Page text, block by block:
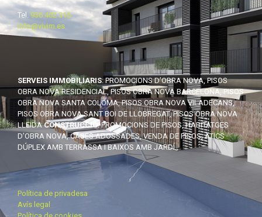
Tel. 936 402 316
info@vivim.es
SERVEIS IMMOBILIARIS: PROMOCIONS D’OBRA NOVA, PISOS
OBRA NOVA RESIDENCIAL, PISOS OBRA NOVA BARCELONA, PISOS
OBRA NOVA SANTA COLOMA, PISOS OBRA NOVA VILADECANS,
PISOS OBRA NOVA SANT BOI DE LLOBREGAT, PISOS OBRA NOVA
LLEIDACONSTRUCCIÓ: PROMOCIONS DE PISOS, HABITATGES
D’OBRA NOVA, CASES ADOSSADES, VENDA DE PISOS, ÀTICS
DÚPLEX AMB TERRASSA I BAIXOS AMB JARDÍ.
Política de privadesa
Avís legal